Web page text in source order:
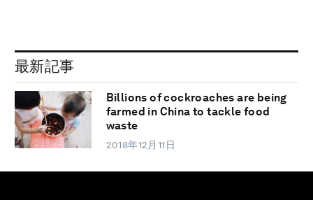
最新記事
Billions of cockroaches are being
farmed in China to tackle food
waste
2018年12月11日